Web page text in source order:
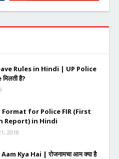
Rules in Hindi | UP Police
है?
for Police FIR (First
Report) in Hindi
2018
Kya Hai | रोजनामचा आम क्या है